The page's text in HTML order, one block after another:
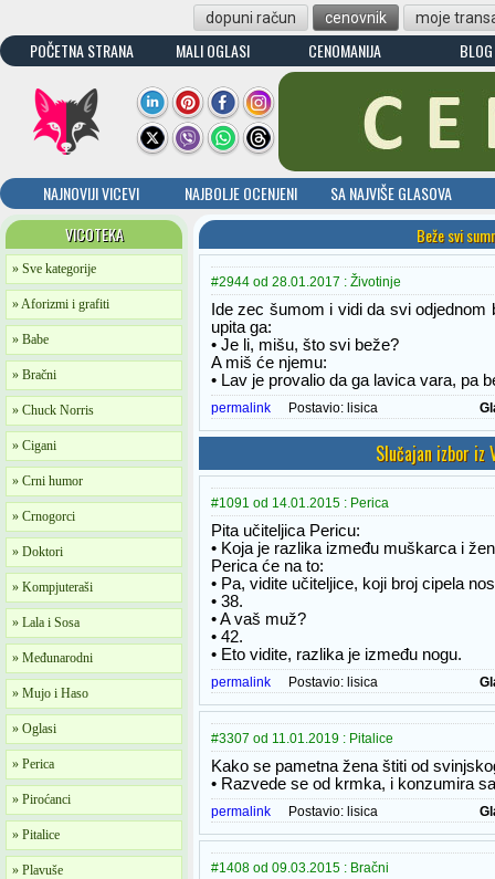
dopuni račun cenovnik moje
POČETNA STRANA MALI OGLASI CENOMANIJA BLOG
NAJNOVIJI VICEVI NAJBOLJE OCENJENI
SA NAJVIŠE GLASOVA
VICOTEKA
» Sve kategorije
» Aforizmi i grafiti
» Babe
» Bračni
» Chuck Norris
» Cigani
» Crni humor
» Crnogorci
» Doktori
» Kompjuteraši
» Lala i Sosa
» Međunarodni
» Mujo i Haso
» Oglasi
» Perica
» Piroćanci
» Pitalice
» Plavuše
Beže svi
#2944 od 28.01.2017 : Životinje
Ide zec šumom i vidi da svi
upita ga:
• Je li, mišu, što svi beže?
A miš će njemu:
• Lav je provalio da ga lavica vara, pa
permalink Postavio: lisica
Slučajan izbor iz
#1091 od 14.01.2015 : Perica
Pita učiteljica Pericu:
• Koja je razlika između muškarca i
Perica će na to:
• Pa, vidite učiteljice, koji broj cipela
• 38.
• A vaš muž?
• 42.
• Eto vidite, razlika je između nogu.
permalink Postavio: lisica
#3307 od 11.01.2019 : Pitalice
Kako se pametna žena štiti od
• Razvede se od krmka, i konzumira
permalink Postavio: lisica
#1408 od 09.03.2015 : Bračni